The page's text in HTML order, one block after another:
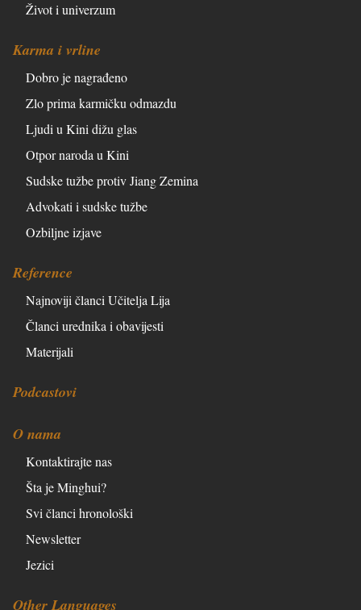
Život i univerzum
Karma i vrline
Dobro je nagrađeno
Zlo prima karmičku odmazdu
Ljudi u Kini dižu glas
Otpor naroda u Kini
Sudske tužbe protiv Jiang Zemina
Advokati i sudske tužbe
Ozbiljne izjave
Reference
Najnoviji članci Učitelja Lija
Članci urednika i obavijesti
Materijali
Podcastovi
O nama
Kontaktirajte nas
Šta je Minghui?
Svi članci hronološki
Newsletter
Jezici
Other Languages